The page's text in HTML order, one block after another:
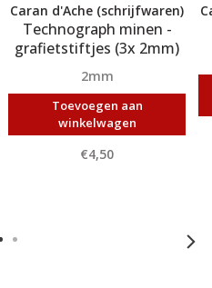
Caran d'Ache (schrijfwaren)
Technograph minen -
grafietstiftjes (3x 2mm)
2mm
Toevoegen aan
winkelwagen
€4,50